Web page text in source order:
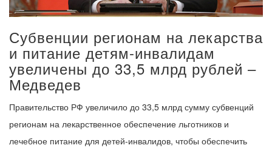
Субвенции регионам на лекарства
и питание детям-инвалидам
увеличены до 33,5 млрд рублей –
Медведев
Правительство РФ увеличило до 33,5 млрд сумму субвенций
регионам на лекарственное обеспечение льготников и
лечебное питание для детей-инвалидов, чтобы обеспечить